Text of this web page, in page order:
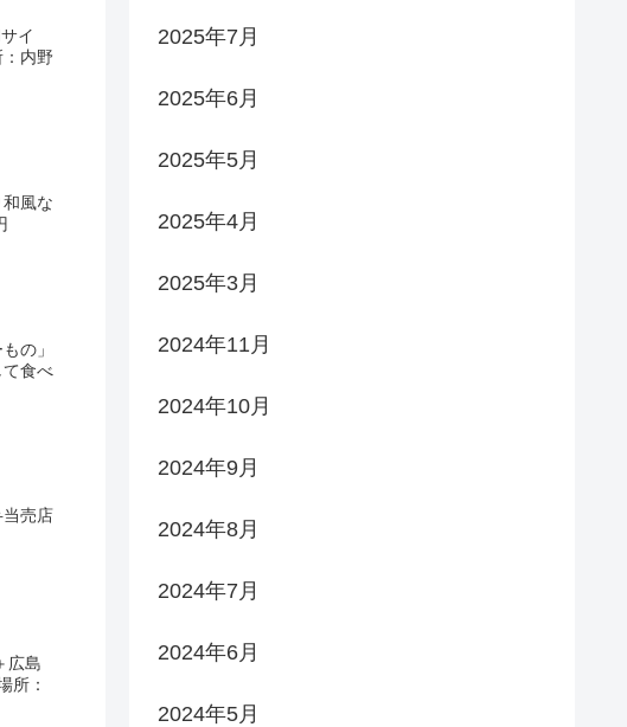
イ
内野
風な
の」
食べ
売店
広島
所：
2025年7月
2025年6月
2025年5月
2025年4月
2025年3月
2024年11月
2024年10月
2024年9月
2024年8月
2024年7月
2024年6月
2024年5月